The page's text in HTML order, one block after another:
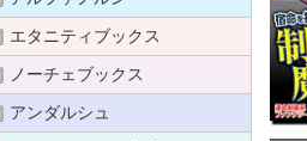
エタニティブックス
ノーチェブックス
アンダルシュ